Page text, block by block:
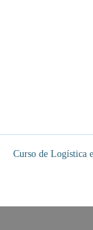
Curso de Logística